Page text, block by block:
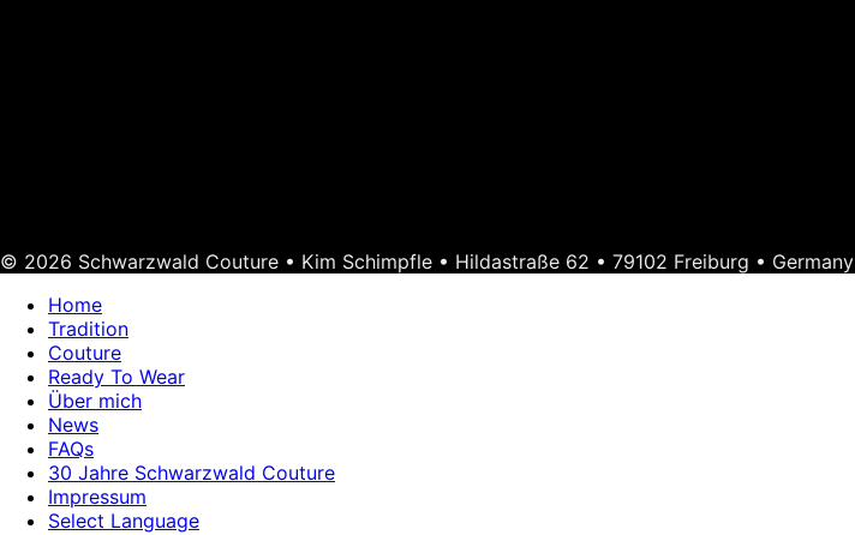
© 2026 Schwarzwald Couture • Kim Schimpfle • Hildastraße 62 • 79102 Freiburg • Germany
Home
Tradition
Couture
Ready To Wear
Über mich
News
FAQs
30 Jahre Schwarzwald Couture
Impressum
Select Language